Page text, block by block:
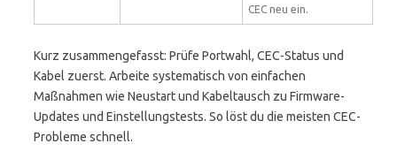
CEC neu ein.
Kurz zusammengefasst: Prüfe Portwahl, CEC-Status und
Kabel zuerst. Arbeite systematisch von einfachen
Maßnahmen wie Neustart und Kabeltausch zu Firmware-
Updates und Einstellungstests. So löst du die meisten CEC-
Probleme schnell.